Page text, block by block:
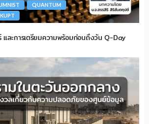
QUANTUM
และการเตรียมความพร้อมก่อนถึงวัน Q-Day